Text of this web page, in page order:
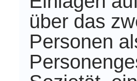
über das
Personen